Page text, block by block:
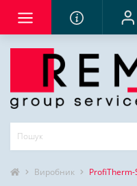
Виробник ProfiTherm-